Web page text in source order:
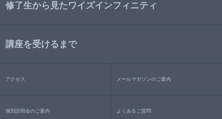
修了生から見たワイズインフィニティ
講座を受けるまで
アクセス メールマガジンのご案内
個別説明会のご案内 よくあるご質問